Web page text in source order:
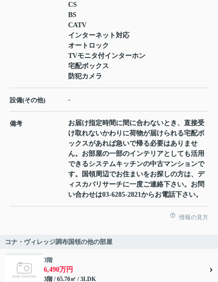
CS
BS
CATV
インターネット対応
オートロック
TVモニタ付インターホン
宅配ボックス
防犯カメラ
設備(その他) -
備考
お届け指定時間に間に合わないとき、直接受
け取れないかわりに荷物が届けられる宅配ボ
ックスがあれば急いで帰る必要はありませ
ん。お部屋の一部のインテリアとしても活用
できるシステムキッチンの中古マンションで
す。国領周辺でお住まいをお探しの方は、デ
ィスカバリサーチに一度ご連絡下さい。お問
い合わせは03-6285-2821からお電話下さい。
情報の見方
コナ・ヴィレッジ調布国領の他の部屋
3階
6,490万円
3階 / 65.70㎡ / 3LDK